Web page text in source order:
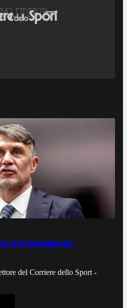
intransigenza
del Corriere dello Sport -